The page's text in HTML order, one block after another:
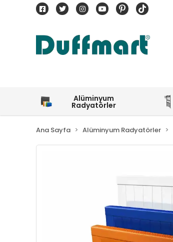
Alüminyum
Radyatörler
Ana Sayfa Alüminyum Radyatörler